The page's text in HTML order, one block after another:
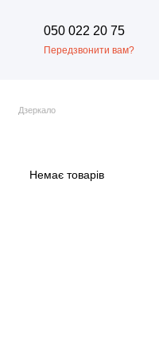
050 022 20 75
Передзвонити вам?
Дзеркало
Немає товарів